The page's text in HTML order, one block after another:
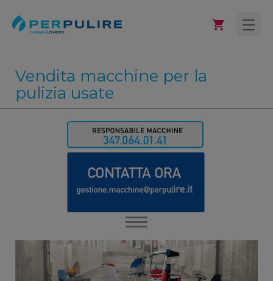
Vendita macchine per la
pulizia usate